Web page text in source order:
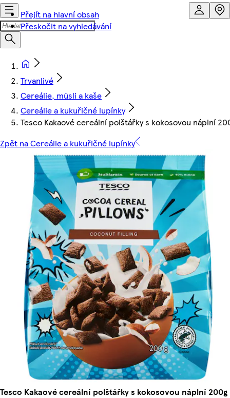
Přejít na hlavní obsah
Přeskočit na vyhledávání
Trvanlivé
Cereálie, müsli a kaše
Cereálie a kukuřičné lupínky
Tesco Kakaové cereální polštářky s kokosovou náplní
Zpět na Cereálie a kukuřičné lupínky
Tesco Kakaové cereální polštářky s kokosovou náplní 200g